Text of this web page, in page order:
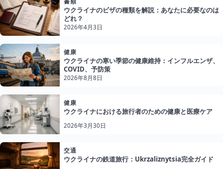
ウクライナのビザの種類を解説：あなたに必要なのは
どれ？
2026年4月3日
健康
ウクライナの寒い季節の健康維持：インフルエンザ、
COVID、予防策
2026年8月8日
健康
ウクライナにおける旅行者のための健康と医療ケア
2026年3月30日
交通
ウクライナの鉄道旅行：Ukrzaliznytsia完全ガイド